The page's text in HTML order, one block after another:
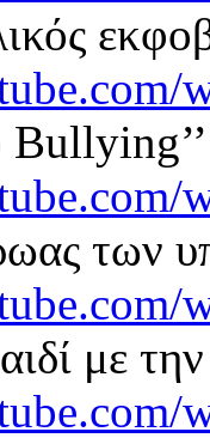
Bullying’’
των
με